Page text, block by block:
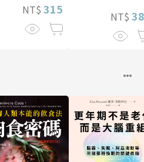
NT$ 315 NT$